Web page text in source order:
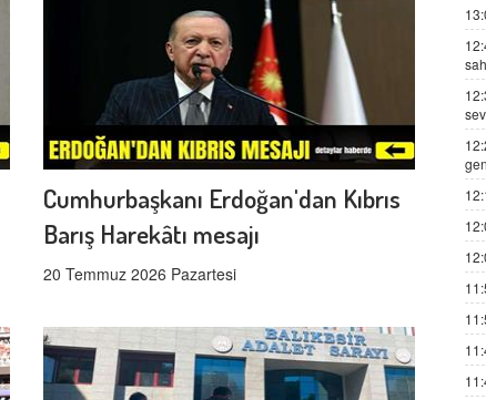
Cumhurbaşkanı Erdoğan'dan Kıbrıs
Barış Harekâtı mesajı
20 Temmuz 2026 Pazartesi